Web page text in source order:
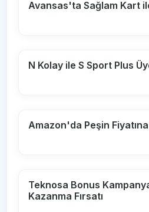
Avansas'ta Sağlam Kart
N Kolay ile S Sport Plus
Amazon'da Peşin
Teknosa Bonus
Kazanma Fırsatı